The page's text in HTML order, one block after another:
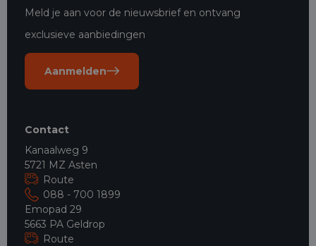
Meld je aan voor de nieuwsbrief en ontvang
exclusieve aanbiedingen
Aanmelden
Contact
Kanaalweg 9
5721 MZ Asten
Route
088 - 700 1899
Emopad 29
5663 PA Geldrop
Route